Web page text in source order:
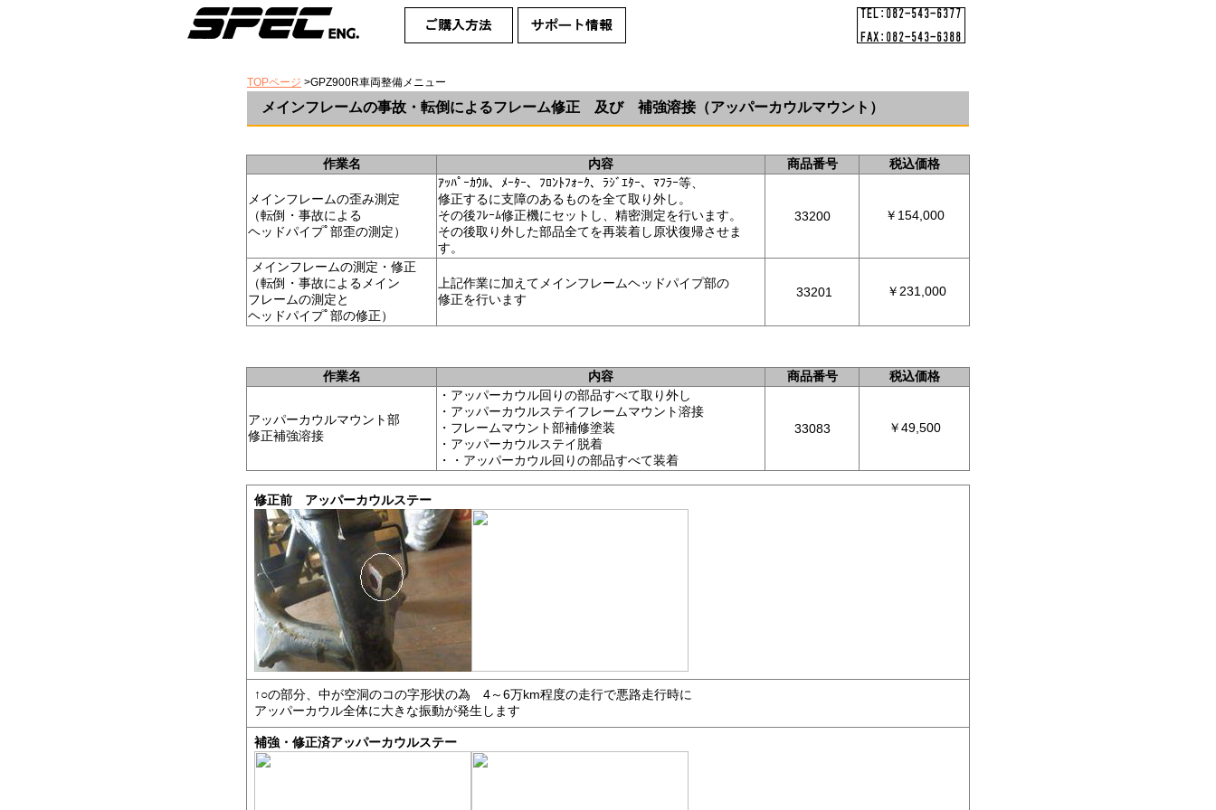
TOPページ >GPZ900R車両整備メニュー
メインフレームの事故・転倒によるフレーム修正 及び 補強溶接（アッパーカウルマウント）
作業名 内容 商品番号 税込価格
メインフレームの歪み測定
（転倒・事故による
ヘッドパイプﾟ部歪の測定）
ｱｯﾊﾟｰｶｳﾙ、ﾒｰﾀｰ、ﾌﾛﾝﾄﾌｫｰｸ、ﾗｼﾞｴﾀｰ、ﾏﾌﾗｰ等、
修正するに支障のあるものを全て取り外し。
その後ﾌﾚｰﾑ修正機にセットし、精密測定を行います。
その後取り外した部品全てを再装着し原状復帰させま
す。
33200 ￥154,000
メインフレームの測定・修正
（転倒・事故によるメイン
フレームの測定と
ヘッドパイプﾟ部の修正）
上記作業に加えてメインフレームヘッドパイプ部の
修正を行います
33201 ￥231,000
作業名 内容 商品番号 税込価格
アッパーカウルマウント部
修正補強溶接
・アッパーカウル回りの部品すべて取り外し
・アッパーカウルステイフレームマウント溶接
・フレームマウント部補修塗装
・アッパーカウルステイ脱着
・
・アッパーカウル回りの部品すべて装着
33083 ￥49,500
修正前 アッパーカウルステー
↑○の部分、中が空洞のコの字形状の為 4～6万km程度の走行で悪路走行時に
アッパーカウル全体に大きな振動が発生します
補強・修正済アッパーカウルステー